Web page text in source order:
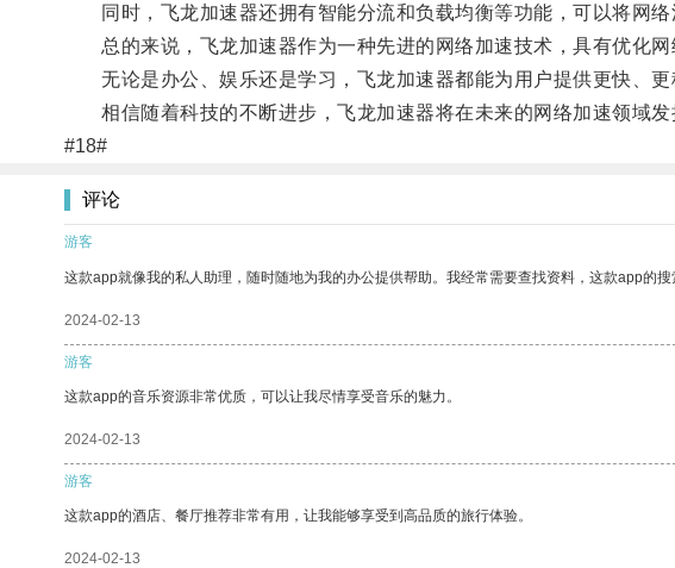
同时，飞龙加速器还拥有智能分流和负载均衡等功能，可以将网络
总的来说，飞龙加速器作为一种先进的网络加速技术，具有优化网
无论是办公、娱乐还是学习，飞龙加速器都能为用户提供更快、更
相信随着科技的不断进步，飞龙加速器将在未来的网络加速领域发
#18#
评论
游客
这款app就像我的私人助理，随时随地为我的办公提供帮助。我经常需要查找资料，这款app的搜
2024-02-13
游客
这款app的音乐资源非常优质，可以让我尽情享受音乐的魅力。
2024-02-13
游客
这款app的酒店、餐厅推荐非常有用，让我能够享受到高品质的旅行体验。
2024-02-13